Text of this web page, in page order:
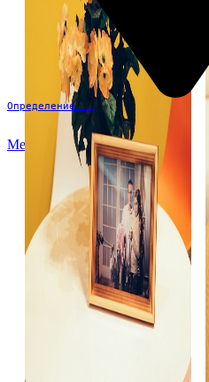
Определение...
Меню